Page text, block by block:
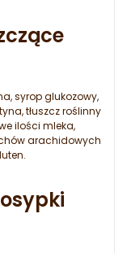
syrop glukozowy,
tłuszcz roślinny
ilości mleka,
arachidowych